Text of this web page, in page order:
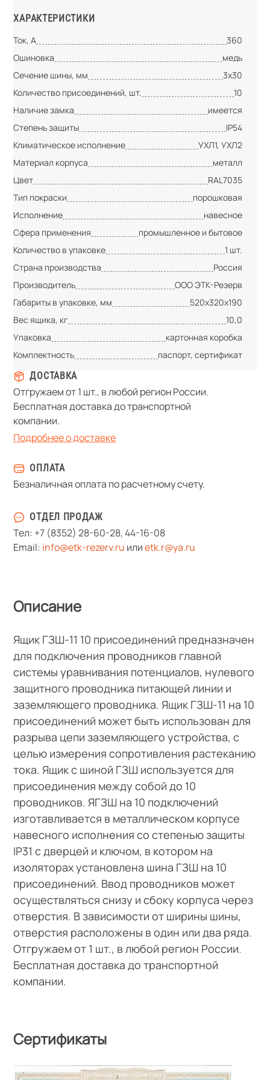
ХАРАКТЕРИСТИКИ
Ток, А
360
Ошиновка
медь
Сечение шины, мм
3х30
Количество присоединений, шт.
10
Наличие замка
имеется
Степень защиты
IP54
Климатическое исполнение
УХЛ1, УХЛ2
Материал корпуса
металл
Цвет
RAL7035
Тип покраски
порошковая
Исполнение
навесное
Сфера применения
промышленное и бытовое
Количество в упаковке
1 шт.
Страна производства
Россия
Производитель
ООО ЭТК-Резерв
Габариты в упаковке, мм
520х320х190
Вес ящика, кг
10,0
Упаковка
картонная коробка
Комплектность
паспорт, сертификат
ДОСТАВКА
Отгружаем от 1 шт., в любой регион России.
Бесплатная доставка до транспортной
компании.
Подробнее о доставке
ОПЛАТА
Безналичная оплата по расчетному счету.
ОТДЕЛ ПРОДАЖ
Тел: +7 (8352) 28-60-28,44-16-08
Email: info@etk-rezerv.ru илиetk.r@ya.ru
Описание
Ящик ГЗШ-11 10 присоединений предназначен
для подключения проводников главной
системы уравнивания потенциалов, нулевого
защитного проводника питающей линии и
заземляющего проводника. Ящик ГЗШ-11 на 10
присоединений может быть использован для
разрыва цепи заземляющего устройства, с
целью измерения сопротивления растеканию
тока. Ящик с шиной ГЗШ используется для
присоединения между собой до 10
проводников. ЯГЗШ на 10 подключений
изготавливается в металлическом корпусе
навесного исполнения со степенью защиты
IР31 с дверцей и ключом, в котором на
изоляторах установлена шина ГЗШ на 10
присоединений. Ввод проводников может
осуществляться снизу и сбоку корпуса через
отверстия. В зависимости от ширины шины,
отверстия расположены в один или два ряда.
Отгружаем от 1 шт., в любой регион России.
Бесплатная доставка до транспортной
компании.
Сертификаты